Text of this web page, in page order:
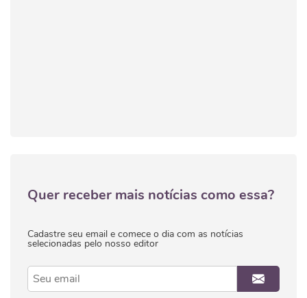
Quer receber mais notícias como essa?
Cadastre seu email e comece o dia com as notícias
selecionadas pelo nosso editor